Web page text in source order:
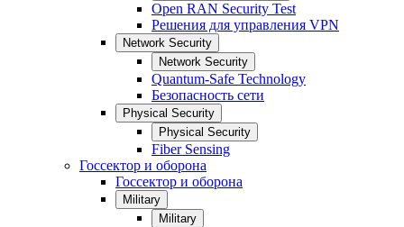
Open RAN Security Test
Решения для управления VPN
Network Security
Network Security
Quantum-Safe Technology
Безопасность сети
Physical Security
Physical Security
Fiber Sensing
Госсектор и оборона
Госсектор и оборона
Military
Military